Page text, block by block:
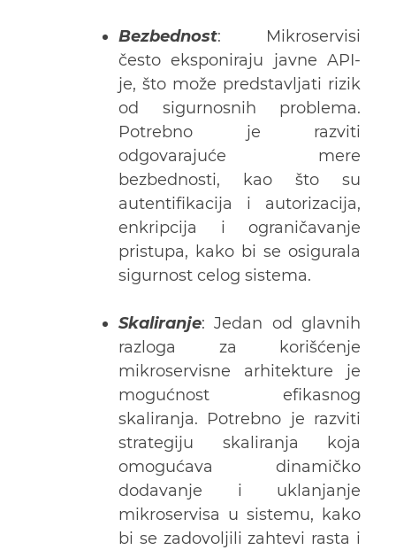
Bezbednost: Mikroservisi
često eksponiraju javne API-
je, što može predstavljati rizik
od sigurnosnih problema.
Potrebno je razviti
odgovarajuće mere
bezbednosti, kao što su
autentifikacija i autorizacija,
enkripcija i ograničavanje
pristupa, kako bi se osigurala
sigurnost celog sistema.
Skaliranje: Jedan od glavnih
razloga za korišćenje
mikroservisne arhitekture je
mogućnost efikasnog
skaliranja. Potrebno je razviti
strategiju skaliranja koja
omogućava dinamičko
dodavanje i uklanjanje
mikroservisa u sistemu, kako
bi se zadovoljili zahtevi rasta i